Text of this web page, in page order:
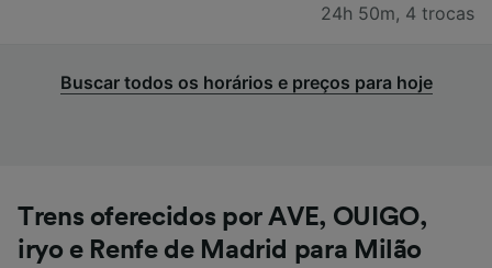
24h 50m, 4 trocas
Buscar todos os horários e preços para hoje
Trens oferecidos por AVE, OUIGO,
iryo e Renfe de Madrid para Milão